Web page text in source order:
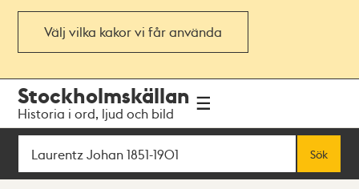
Välj vilka kakor vi får använda
navigationen
huvudinnehållet
Stockholmskällan
Historia i ord, ljud och bild
Sök
Sök